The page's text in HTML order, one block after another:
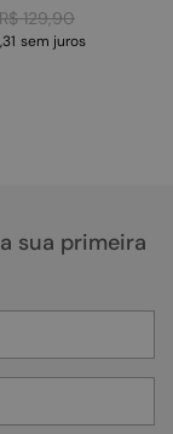
R$ 129,90
sem juros
sua primeira